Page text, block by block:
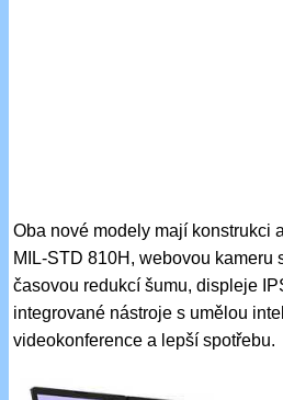
Oba nové modely mají konstrukci
MIL-STD 810H, webovou kameru
časovou redukcí šumu, displeje
integrované nástroje s umělou
videokonference a lepší spotřebu.